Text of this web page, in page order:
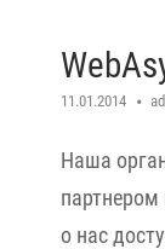
11.01.2014
Наша
о нас